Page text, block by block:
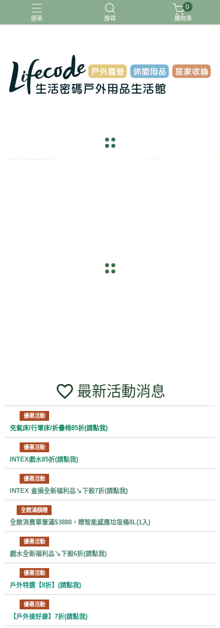
選單 搜尋
ADAMOUTDOOR G-PLUS INTEX
MOVELIFE
樂活不露
0
購物車
favorite_border 最新活動消息
優惠活動
充氣床/行軍床/折疊椅85折(請點我)
優惠活動
INTEX戲水85折(請點我)
優惠活動
INTEX 盒損全新福利品↘下殺7折(請點我)
全館滿額贈
全館消費單筆滿$3888，贈智能感應垃圾桶8L(1入)
優惠活動
戲水全新福利品↘下殺6折(請點我)
優惠活動
戶外特選【8折】 (請點我)
優惠活動
【戶外撿好康】7折(請點我)